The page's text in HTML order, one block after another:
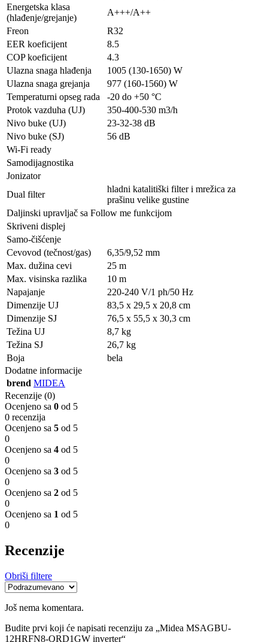
Energetska klasa
(hlađenje/grejanje)
A+++/A++
Freon
R32
EER koeficijent
8.5
COP koeficijent
4.3
Ulazna snaga hlađenja
1005 (130-1650) W
Ulazna snaga grejanja
977 (160-1560) W
Temperaturni opseg rada
-20 do +50 °C
Protok vazduha (UJ)
350-400-530 m3/h
Nivo buke (UJ)
23-32-38 dB
Nivo buke (SJ)
56 dB
Wi-Fi ready
Samodijagnostika
Jonizator
Dual filter
hladni katalitiški filter i mrežica za
prašinu velike gustine
Daljinski upravljač sa Follow me funkcijom
Skriveni displej
Samo-čišćenje
Cevovod (tečnost/gas)
6,35/9,52 mm
Max. dužina cevi
25 m
Max. visinska razlika
10 m
Napajanje
220-240 V/1 ph/50 Hz
Dimenzije UJ
83,5 x 29,5 x 20,8 cm
Dimenzije SJ
76,5 x 55,5 x 30,3 cm
Težina UJ
8,7 kg
Težina SJ
26,7 kg
Boja
bela
Dodatne informacije
brend MIDEA
Recenzije (0)
Ocenjeno sa 0 od 5
0 recenzija
Ocenjeno sa 5 od 5
0
Ocenjeno sa 4 od 5
0
Ocenjeno sa 3 od 5
0
Ocenjeno sa 2 od 5
0
Ocenjeno sa 1 od 5
0
Recenzije
Obriši filtere
Još nema komentara.
Budite prvi koji će napisati recenziju za „Midea MSAGBU-
12HRFN8-QRD1GW inverter“